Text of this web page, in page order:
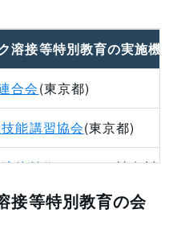
溶接等特別教育の実施機関
合会(東京都)
能講習協会(東京都)
接技術センター(神奈川県)
業技能教習協会 熊谷教習所
接等特別教育の会